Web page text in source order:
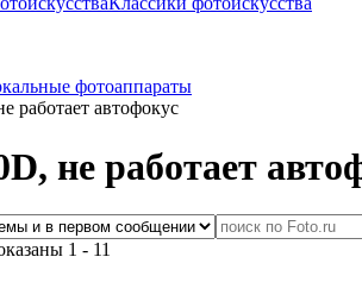
фотоаппараты
работает автофокус
не работает
1 - 11